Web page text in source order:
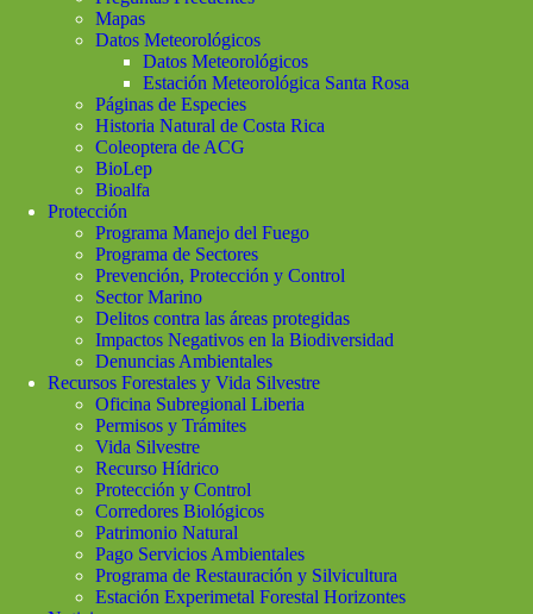
Mapas
Datos Meteorológicos
Datos Meteorológicos
Estación Meteorológica Santa Rosa
Páginas de Especies
Historia Natural de Costa Rica
Coleoptera de ACG
BioLep
Bioalfa
Protección
Programa Manejo del Fuego
Programa de Sectores
Prevención, Protección y Control
Sector Marino
Delitos contra las áreas protegidas
Impactos Negativos en la Biodiversidad
Denuncias Ambientales
Recursos Forestales y Vida Silvestre
Oficina Subregional Liberia
Permisos y Trámites
Vida Silvestre
Recurso Hídrico
Protección y Control
Corredores Biológicos
Patrimonio Natural
Pago Servicios Ambientales
Programa de Restauración y Silvicultura
Estación Experimetal Forestal Horizontes